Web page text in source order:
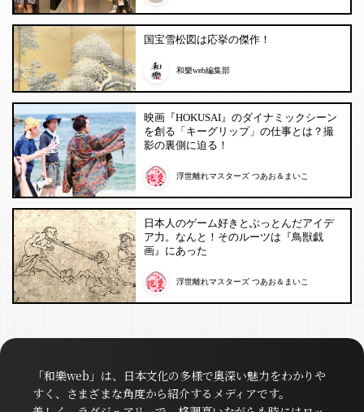
国宝雪松図は応挙の傑作！
和樂web編集部
映画『HOKUSAI』のダイナミックシーン
を創る「キーグリップ」の仕事とは？撮
影の裏側に迫る！
浮世離れマスターズ つあお＆まいこ
日本人のゲーム好きとぶっとんだアイデ
ア力。なんと！そのルーツは『鳥獣戯
画』にあった
浮世離れマスターズ つあお＆まいこ
「和樂web」は、日本文化の多様で奥深い魅力をわかりや
すく、さまざまな角度から紹介するメディアです。